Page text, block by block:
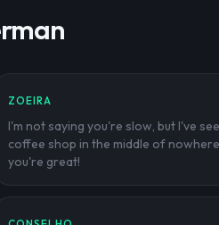
ZOEIRA
I'm not saying you're slow, but I've
coffee shop in the middle of
you're great!